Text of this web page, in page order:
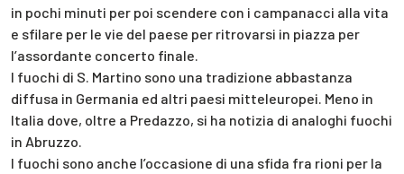
in pochi minuti per poi scendere con i campanacci alla vita
e sfilare per le vie del paese per ritrovarsi in piazza per
l’assordante concerto finale.
I fuochi di S. Martino sono una tradizione abbastanza
diffusa in Germania ed altri paesi mitteleuropei. Meno in
Italia dove, oltre a Predazzo, si ha notizia di analoghi fuochi
in Abruzzo.
I fuochi sono anche l’occasione di una sfida fra rioni per la